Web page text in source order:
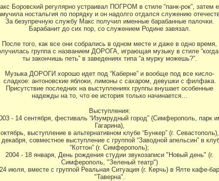
Боровский регулярно устраивал ПОГРОМ в стиле “панк-рок”, затем
ностальгия по порядку и он надолго отдался служению
За безупречную службу Макс получил именные барабанные палочки.
Барабанит до сих пор, со служением Родине завязал.
После того, как все они собрались в одном месте и даже в одно время,
группа с названием ДОРОГА, играющая музыку в стиле
ты закончишь петь” в заведениях типа “а мурку можешь?”.
Музыка ДОРОГИ хорошо идет под “Каберне” и вообще под все кисло-
сладкое: антоновские яблоки, лимоны с сахаром, девушки с филфака.
Присутствие последних на выступлениях группы внушает особенные
надежды на то, что ее история только начинается…
Выступления:
- 14 сентября, фестиваль “Изумрудный город” (Симферополь, парк
Гагарина),
октябрь, выступление в альтернативном клубе “Бункер” (г. Севастополь),
декабря, совместное выступление с группой “Заводной апельсин” в
“Коттон” (г. Симферополь);
2004 - 18 января, День рождения студии звукозаписи "Новый день" (г.
Симферополь, "Зеленый театр")
24 июля, вместе с группой Реальная Ситуация (г. Керчь) в Ялте кафе-бар
"Таверна".